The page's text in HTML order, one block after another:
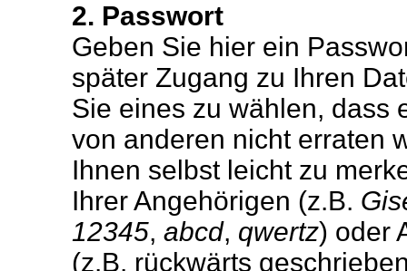
2. Passwort
Geben Sie hier ein
später Zugang zu Ihren
Sie eines zu wählen, dass
von anderen nicht erraten
Ihnen selbst leicht zu
Ihrer Angehörigen (z.B.
12345, abcd, qwertz) oder
(z.B. rückwärts